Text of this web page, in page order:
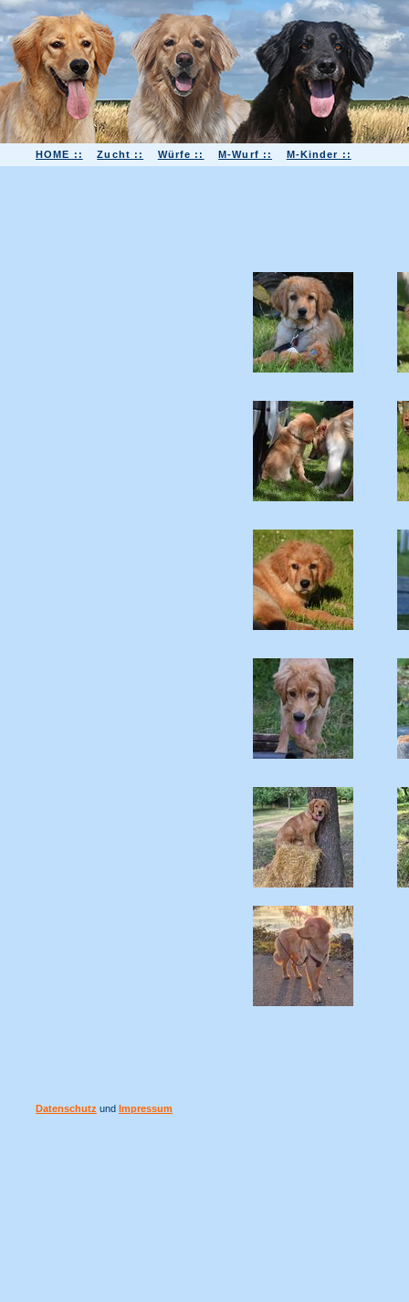
HOME :: Zucht :: Würfe :: M-Wurf :: M-Kinder ::
Datenschutz und Impressum